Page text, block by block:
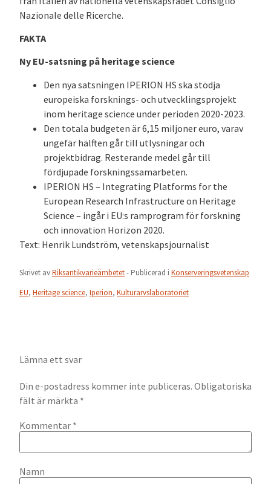
Nazionale delle Ricerche.
FAKTA
Ny EU-satsning på heritage science
Den nya satsningen IPERION HS ska stödja
europeiska forsknings- och utvecklingsprojekt
inom heritage science under perioden 2020-2023.
Den totala budgeten är 6,15 miljoner euro, varav
ungefär hälften går till utlysningar och
projektbidrag. Resterande medel går till
fördjupade forskningssamarbeten.
IPERION HS – Integrating Platforms for the
European Research Infrastructure on Heritage
Science – ingår i EU:s ramprogram för forskning
och innovation Horizon 2020.
Text: Henrik Lundström, vetenskapsjournalist
Skrivet avRiksantikvarieämbetet- Publicerad i Konserveringsvetenskap
EU, Heritage science, Iperion, Kulturarvslaboratoriet
Lämna ett svar
Din e-postadress kommer inte publiceras. Obligatoriska
fält är märkta *
Kommentar *
Namn